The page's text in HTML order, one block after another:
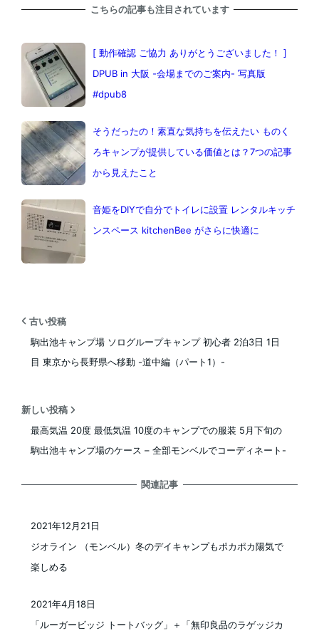
こちらの記事も注目されています
[ 動作確認 ご協力 ありがとうございました！ ]
DPUB in 大阪 -会場までのご案内- 写真版
#dpub8
そうだったの！素直な気持ちを伝えたい ものく
ろキャンプが提供している価値とは？7つの記事
から見えたこと
音姫をDIYで自分でトイレに設置 レンタルキッチ
ンスペース kitchenBee がさらに快適に
古い投稿
駒出池キャンプ場 ソログループキャンプ 初心者 2泊3日 1日
目 東京から長野県へ移動 -道中編（パート1）-
新しい投稿
最高気温 20度 最低気温 10度のキャンプでの服装 5月下旬の
駒出池キャンプ場のケース – 全部モンベルでコーディネート-
関連記事
ジオライン （モンベル）冬のデイキャンプもポカポカ陽気で
楽しめる
2021年12月21日
「ルーガービッジ トートバッグ」＋「無印良品のラゲッジカ
投稿日
2021年4月18日